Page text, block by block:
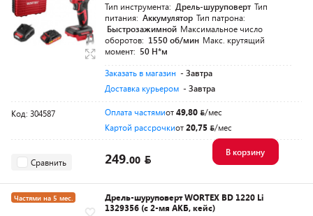
Тип инструмента: Дрель-шуруповерт Тип
питания: Аккумулятор Тип патрона:
Быстрозажимной Максимальное число
оборотов: 1550 об/мин Макс. крутящий
момент: 50 Н*м
Заказать в магазин - Завтра
Доставка курьером - Завтра
Код: 304587 Оплата частямиот49,80
/мес
Картой рассрочкиот20,75 /мес
Сравнить 249.00
В корзину
Частями на 5 мес.
Дрель-шуруповерт WORTEX BD 1220 Li
1329356 (с 2-мя АКБ, кейс)